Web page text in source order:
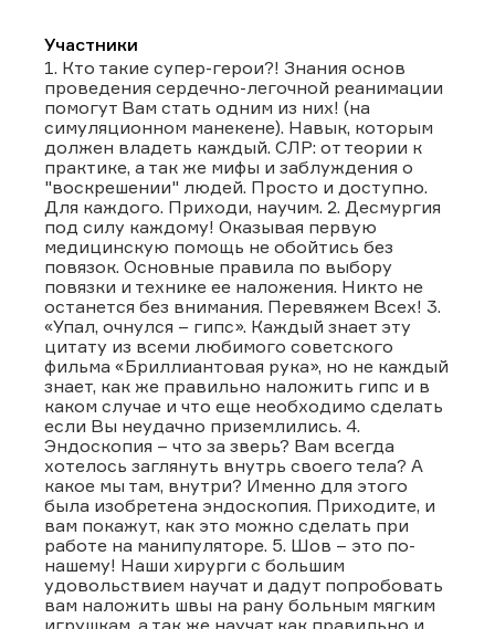
Участники
1. Кто такие супер-герои?! Знания основ
проведения сердечно-легочной реанимации
помогут Вам стать одним из них! (на
симуляционном манекене). Навык, которым
должен владеть каждый. СЛР: от теории к
практике, а так же мифы и заблуждения о
"воскрешении" людей. Просто и доступно.
Для каждого. Приходи, научим. 2. Десмургия
под силу каждому! Оказывая первую
медицинскую помощь не обойтись без
повязок. Основные правила по выбору
повязки и технике ее наложения. Никто не
останется без внимания. Перевяжем Всех! 3.
«Упал, очнулся – гипс». Каждый знает эту
цитату из всеми любимого советского
фильма «Бриллиантовая рука», но не каждый
знает, как же правильно наложить гипс и в
каком случае и что еще необходимо сделать
если Вы неудачно приземлились. 4.
Эндоскопия – что за зверь? Вам всегда
хотелось заглянуть внутрь своего тела? А
какое мы там, внутри? Именно для этого
была изобретена эндоскопия. Приходите, и
вам покажут, как это можно сделать при
работе на манипуляторе. 5. Шов – это по-
нашему! Наши хирурги с большим
удовольствием научат и дадут попробовать
вам наложить швы на рану больным мягким
игрушкам, а так же научат как правильно и